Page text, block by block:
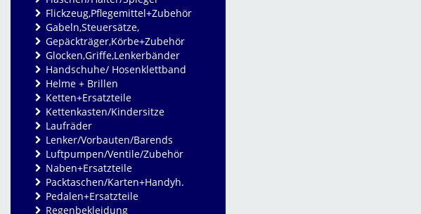
Flickzeug,Pflegemittel+Zubehör
Gabeln,Steuersätze,
Gepäckträger,Körbe+Zubehör
Glocken,Griffe,Lenkerbänder
Handschuhe/ Hosenklettband
Helme + Brillen
Ketten+Ersatzteile
Kettenkasten/Kindersitze
Laufräder
Lenker/Vorbauten/Barends
Luftpumpen/Ventile/Zubehör
Naben+Ersatzteile
Packtaschen/Karten+Handyh.
Pedalen+Ersatzteile
Regenbekleidung